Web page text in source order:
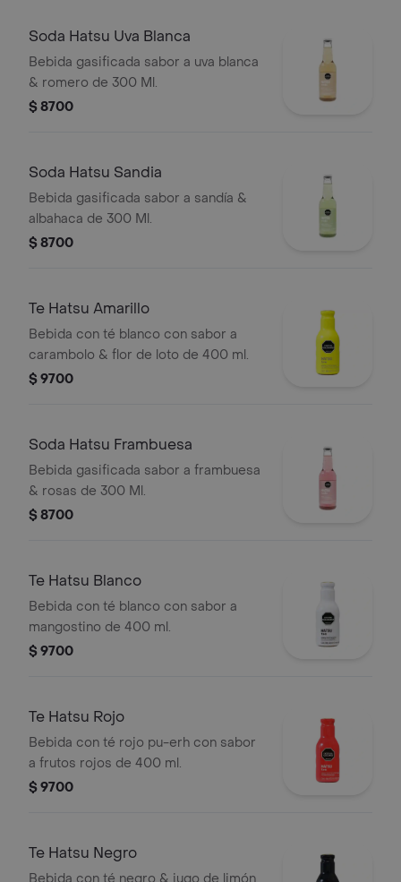
Soda Hatsu Uva Blanca
Bebida gasificada sabor a uva blanca
& romero de 300 Ml.
$ 8700
Soda Hatsu Sandia
Bebida gasificada sabor a sandía &
albahaca de 300 Ml.
$ 8700
Te Hatsu Amarillo
Bebida con té blanco con sabor a
carambolo & flor de loto de 400 ml.
$ 9700
Soda Hatsu Frambuesa
Bebida gasificada sabor a frambuesa
& rosas de 300 Ml.
$ 8700
Te Hatsu Blanco
Bebida con té blanco con sabor a
mangostino de 400 ml.
$ 9700
Te Hatsu Rojo
Bebida con té rojo pu-erh con sabor
a frutos rojos de 400 ml.
$ 9700
Te Hatsu Negro